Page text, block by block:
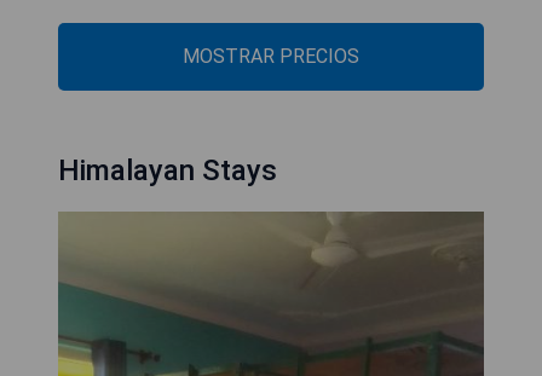
MOSTRAR PRECIOS
Himalayan Stays